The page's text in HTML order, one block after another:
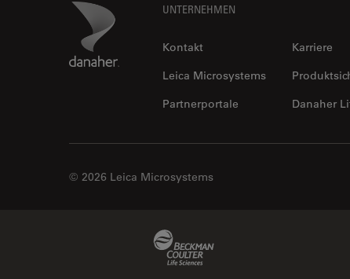
Danaher Logo UNTERNEHMEN
Kontakt
Karriere
Leica Microsystems
Partnerportale
Danaher
© 2026 Leica Microsystems